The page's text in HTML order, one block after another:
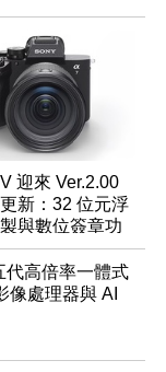
迎來 Ver.2.00
新：32 位元浮
與數位簽章功
代高倍率一體式
像處理器與 AI